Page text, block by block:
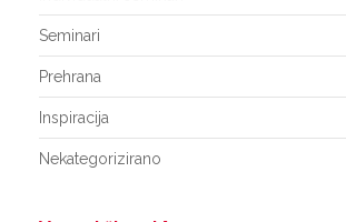
Seminari
Prehrana
Inspiracija
Nekategorizirano